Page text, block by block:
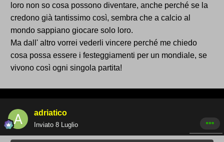
loro non so cosa possono diventare, anche perché se la
credono già tantissimo così, sembra che a calcio al
mondo sappiano giocare solo loro.
Ma dall' altro vorrei vederli vincere perché me chiedo
cosa possa essere i festeggiamenti per un mondiale, se
vivono così ogni singola partita!
adriatico
Inviato 8 Luglio